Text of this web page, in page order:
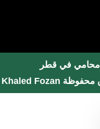
محامي في قطر
Fozan